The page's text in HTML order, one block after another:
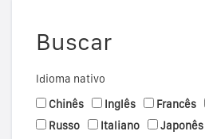
Buscar
Idioma nativo
Chinês
Inglês Francês
Russo
Italiano Japonês